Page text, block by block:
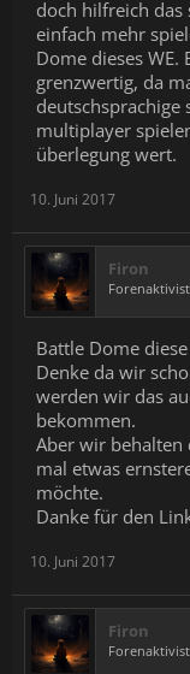
doch hilfreich das
einfach mehr
Dome dieses WE.
grenzwertig, da
multiplayer
überlegung wert.
10. Juni 2017
Firon
Forenaktivist
Battle Dome
Denke da wir
werden wir das
bekommen.
Aber wir behalten
mal etwas
möchte.
Danke für den
10. Juni 2017
Firon
Forenaktivist